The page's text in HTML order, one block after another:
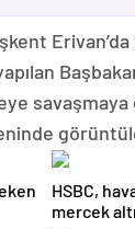
savaşmaya
HSBC,
mercek